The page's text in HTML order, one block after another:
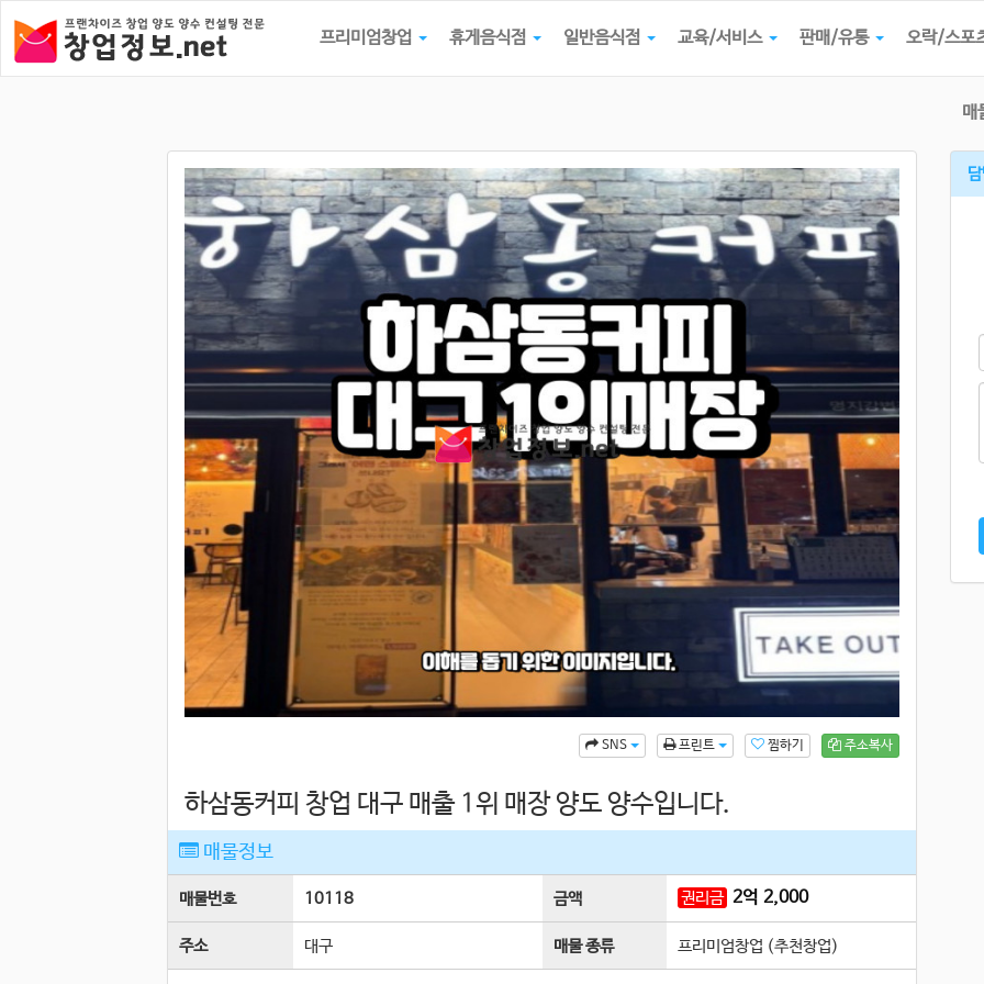
프리미엄창업 휴게음식점 일반음식점 교육/서비스 판매/유통 오락/스포
매
주소복사
찜하기
프린트
SNS
하삼동커피 창업 대구 매출 1위 매장 양도 양수입니다.
매물정보
매물번호 10118 금액 권리금 2억 2,000
주소 대구 매물 종류 프리미엄창업 (추천창업)